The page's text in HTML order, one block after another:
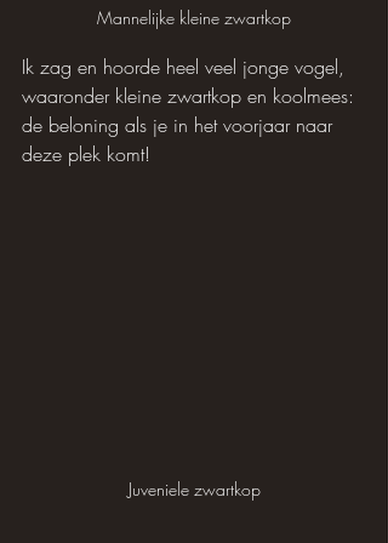
Mannelijke kleine zwartkop
Ik zag en hoorde heel veel jonge vogel,
waaronder kleine zwartkop en koolmees:
de beloning als je in het voorjaar naar
deze plek komt!
Juveniele zwartkop